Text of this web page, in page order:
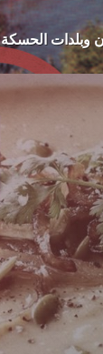
وبلدات الحسكة